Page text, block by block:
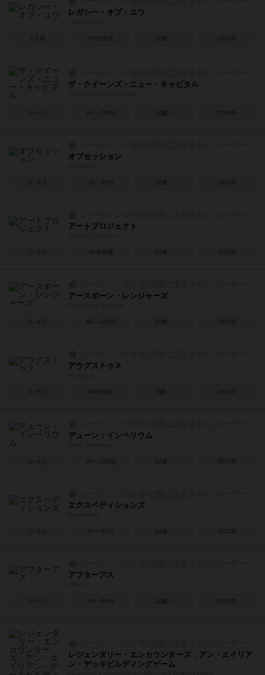
レガシー・オブ・ユウ
1人用 60分前後 12歳～ 2023年
ザ・クイーンズ・ニュー・キャピタル
1～4人 60～150分 14歳～ 2024年
オブセッション
1～4人 30～90分 13歳～ 2018年
アートプロジェクト
1～6人 40分前後 12歳～ 2023年
アースボーン・レンジャーズ
1～4人 60～240分 12歳～ 2022年
アウグストゥス
2～6人 30分前後 8歳～ 2013年
デューン：インペリウム
1～4人 60～120分 14歳～ 2020年
エクスペディションズ
1～5人 60～90分 14歳～ 2023年
アフターアス
1～6人 40～60分 12歳～ 2023年
レジェンダリー・エンカウンターズ：アン・エイリア
ン・デッキビルディングゲーム